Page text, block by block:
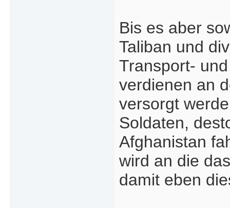
Bis es aber
Taliban und
Transport-
verdienen an
versorgt
Soldaten,
Afghanistan
wird an die
damit eben